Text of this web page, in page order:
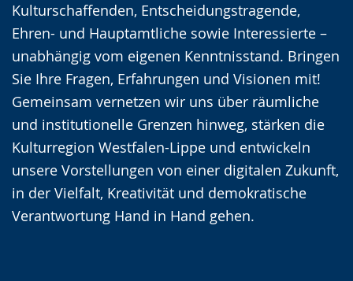
Kulturschaffenden, Entscheidungstragende,
Ehren- und Hauptamtliche sowie Interessierte –
unabhängig vom eigenen Kenntnisstand. Bringen
Sie Ihre Fragen, Erfahrungen und Visionen mit!
Gemeinsam vernetzen wir uns über räumliche
und institutionelle Grenzen hinweg, stärken die
Kulturregion Westfalen-Lippe und entwickeln
unsere Vorstellungen von einer digitalen Zukunft,
in der Vielfalt, Kreativität und demokratische
Verantwortung Hand in Hand gehen.